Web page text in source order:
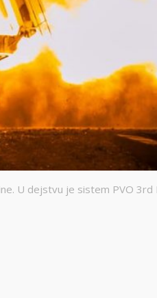
U dejstvu je sistem PVO 3rd